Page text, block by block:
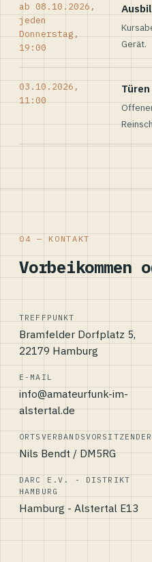
ab 08.10.2026,
jeden
Donnerstag,
19:00
Gerät.
03.10.2026,
11:00
04 — KONTAKT
Vorbeikommen
TREFFPUNKT
Bramfelder Dorfplatz 5,
22179 Hamburg
E-MAIL
info@amateurfunk-im-
alstertal.de
ORTSVERBANDSVORSITZENDER
Nils Bendt / DM5RG
DARC E.V. - DISTRIKT
HAMBURG
Hamburg - Alstertal E13